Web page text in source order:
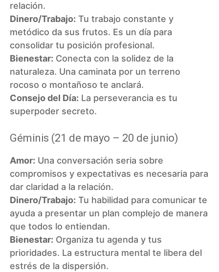
relación.
Dinero/Trabajo: Tu trabajo constante y
metódico da sus frutos. Es un día para
consolidar tu posición profesional.
Bienestar: Conecta con la solidez de la
naturaleza. Una caminata por un terreno
rocoso o montañoso te anclará.
Consejo del Día: La perseverancia es tu
superpoder secreto.
Géminis (21 de mayo – 20 de junio)
Amor: Una conversación seria sobre
compromisos y expectativas es necesaria para
dar claridad a la relación.
Dinero/Trabajo: Tu habilidad para comunicar te
ayuda a presentar un plan complejo de manera
que todos lo entiendan.
Bienestar: Organiza tu agenda y tus
prioridades. La estructura mental te libera del
estrés de la dispersión.